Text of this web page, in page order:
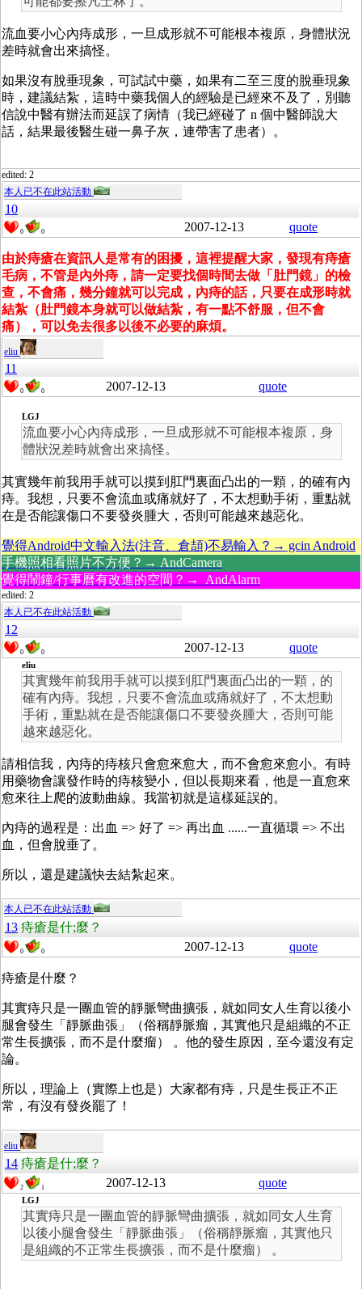
流血要小心內痔成形，一旦成形就不可能根本複原，身體狀況
差時就會出來搞怪。
如果沒有脫垂現象，可試試中藥，如果有二至三度的脫垂現象
時，建議結紮，這時中藥我個人的經驗是已經來不及了，別聽
信說中醫有辦法而延誤了病情（我已經碰了 n 個中醫師說大
話，結果最後醫生碰一鼻子灰，連帶害了患者）。
edited: 2
本人已不在此站活動
10
0 0 2007-12-13 quote
由於痔瘡在資訊人是常有的困擾，這裡提醒大家，發現有痔瘡
毛病，不管是內外痔，請一定要找個時間去做「肚門鏡」的檢
查，不會痛，幾分鐘就可以完成，內痔的話，只要在成形時就
結紮（肚門鏡本身就可以做結紮，有一點不舒服，但不會
痛），可以免去很多以後不必要的麻煩。
eliu
11
0 0 2007-12-13 quote
LGJ
流血要小心內痔成形，一旦成形就不可能根本複原，身
體狀況差時就會出來搞怪。
其實幾年前我用手就可以摸到肛門裏面凸出的一顆，的確有內
痔。我想，只要不會流血或痛就好了，不太想動手術，重點就
在是否能讓傷口不要發炎腫大，否則可能越來越惡化。
覺得Android中文輸入法(注音、倉頡)不易輸入？→ gcin Android
手機照相看照片不方便？→ AndCamera
覺得鬧鐘/行事曆有改進的空間？→ AndAlarm
edited: 2
本人已不在此站活動
12
0 0 2007-12-13 quote
eliu
其實幾年前我用手就可以摸到肛門裏面凸出的一顆，的
確有內痔。我想，只要不會流血或痛就好了，不太想動
手術，重點就在是否能讓傷口不要發炎腫大，否則可能
越來越惡化。
請相信我，內痔的痔核只會愈來愈大，而不會愈來愈小。有時
用藥物會讓發作時的痔核變小，但以長期來看，他是一直愈來
愈來往上爬的波動曲線。我當初就是這樣延誤的。
內痔的過程是：出血 => 好了 => 再出血 ......一直循環 => 不出
血，但會脫垂了。
所以，還是建議快去結紮起來。
本人已不在此站活動
13 痔瘡是什;麼？
0 0 2007-12-13 quote
痔瘡是什麼？
其實痔只是一團血管的靜脈彎曲擴張，就如同女人生育以後小
腿會發生「靜脈曲張」（俗稱靜脈瘤，其實他只是組織的不正
常生長擴張，而不是什麼瘤） 。他的發生原因，至今還沒有定
論。
所以，理論上（實際上也是）大家都有痔，只是生長正不正
常，有沒有發炎罷了！
eliu
14 痔瘡是什;麼？
2 1 2007-12-13 quote
LGJ
其實痔只是一團血管的靜脈彎曲擴張，就如同女人生育
以後小腿會發生「靜脈曲張」（俗稱靜脈瘤，其實他只
是組織的不正常生長擴張，而不是什麼瘤） 。